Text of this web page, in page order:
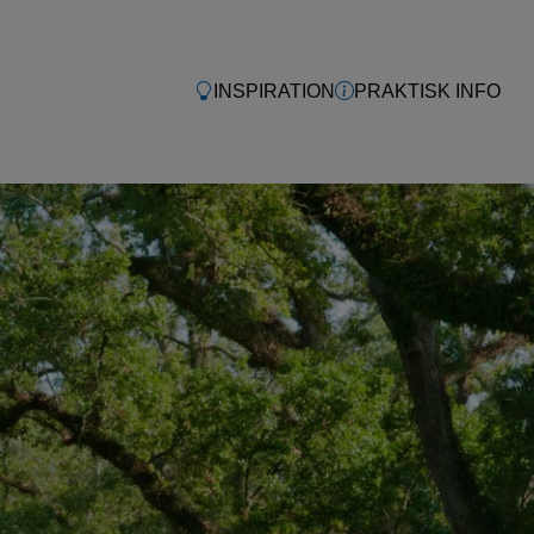
INSPIRATION PRAKTISK INFO